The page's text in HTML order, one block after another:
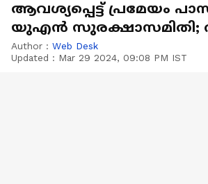
ആവശ്യപ്പെട്ട് പ്രമേയം
യുഎൻ സുരക്ഷാസമിതി;
അമേരിക്ക
Author : Web Desk
Updated : Mar 29 2024, 09:08 PM IST